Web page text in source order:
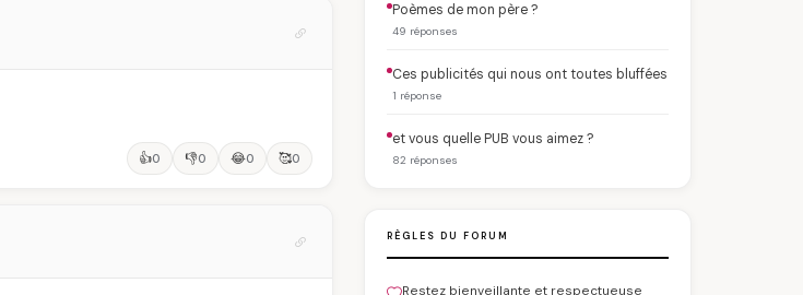
👍0 👎0 😂0 🥰0
Poèmes de mon père ?
49 réponses
Ces publicités qui nous ont toutes bluffées
1 réponse
et vous quelle PUB vous aimez ?
82 réponses
RÈGLES DU FORUM
Restez bienveillante et respectueuse